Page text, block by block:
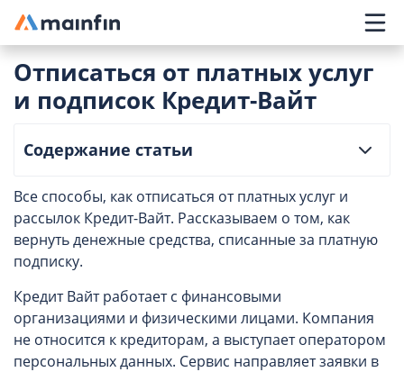
Главное меню
Отписаться от платных услуг
и подписок Кредит-Вайт
Содержание статьи
Все способы, как отписаться от платных услуг и
рассылок Кредит-Вайт. Рассказываем о том, как
вернуть денежные средства, списанные за платную
подписку.
Кредит Вайт работает с финансовыми
организациями и физическими лицами. Компания
не относится к кредиторам, а выступает оператором
персональных данных. Сервис направляет заявки в